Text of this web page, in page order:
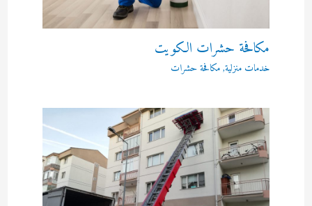
مكافحة حشرات الكويت
خدمات منزلية,مكافحة حشرات